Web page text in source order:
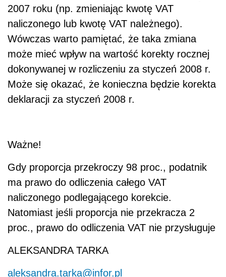
2007 roku (np. zmieniając kwotę VAT
naliczonego lub kwotę VAT należnego).
Wówczas warto pamiętać, że taka zmiana
może mieć wpływ na wartość korekty rocznej
dokonywanej w rozliczeniu za styczeń 2008 r.
Może się okazać, że konieczna będzie korekta
deklaracji za styczeń 2008 r.
Ważne!
Gdy proporcja przekroczy 98 proc., podatnik
ma prawo do odliczenia całego VAT
naliczonego podlegającego korekcie.
Natomiast jeśli proporcja nie przekracza 2
proc., prawo do odliczenia VAT nie przysługuje
ALEKSANDRA TARKA
aleksandra.tarka@infor.pl